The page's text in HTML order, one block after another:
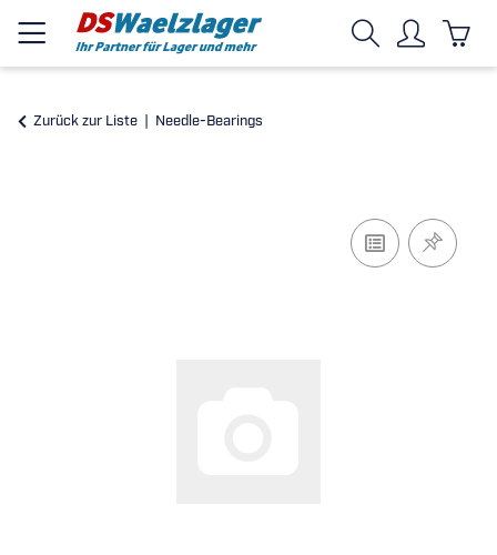
Zurück zur Liste Needle-Bearings